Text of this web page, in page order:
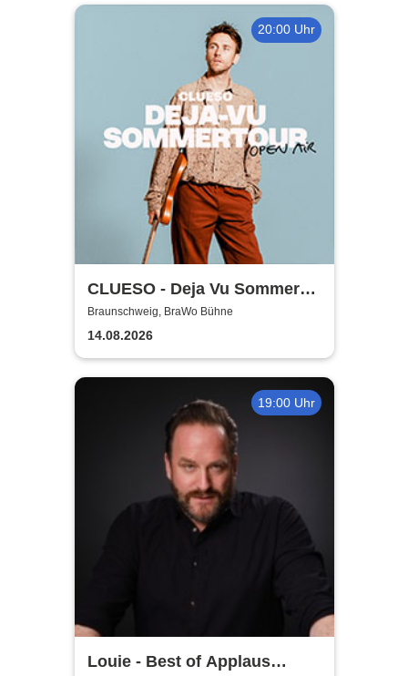
20:00 Uhr
CLUESO - Deja Vu Sommer
Open Air
Braunschweig, BraWo Bühne
14.08.2026
19:00 Uhr
Louie - Best of Applaus